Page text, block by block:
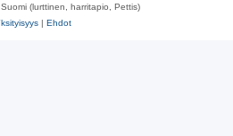
(lurttinen, harritapio, Pettis)
| Ehdot